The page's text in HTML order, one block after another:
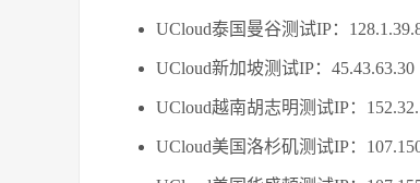
UCloud泰国曼谷测试IP：
UCloud新加坡测试IP：45.43.63.30
UCloud越南胡志明测试IP：
UCloud美国洛杉矶测试IP：